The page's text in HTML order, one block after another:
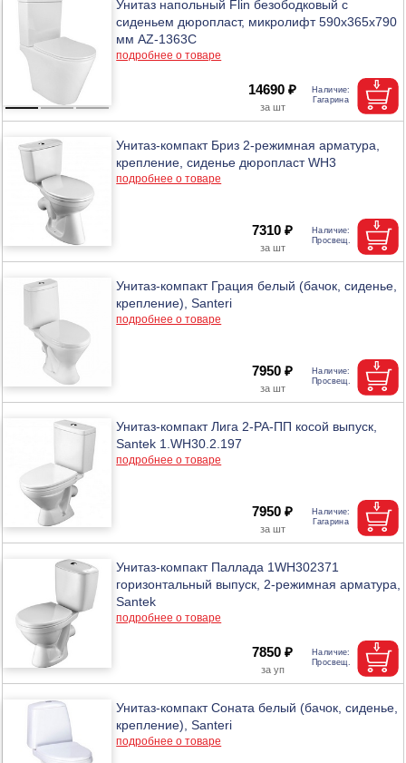
Унитаз напольный Flin безободковый с
сиденьем дюропласт, микролифт 590х365х790
мм AZ-1363C
подробнее о товаре
14690 ₽
Унитаз-компакт Бриз 2-режимная арматура,
крепление, сиденье дюропласт WH3
подробнее о товаре
7310 ₽
Унитаз-компакт Грация белый (бачок, сиденье,
крепление), Santeri
подробнее о товаре
7950 ₽
Унитаз-компакт Лига 2-РА-ПП косой выпуск,
Santek 1.WH30.2.197
подробнее о товаре
7950 ₽
Унитаз-компакт Паллада 1WH302371
горизонтальный выпуск, 2-режимная арматура,
Santek
подробнее о товаре
7850 ₽
Унитаз-компакт Соната белый (бачок, сиденье,
крепление), Santeri
подробнее о товаре